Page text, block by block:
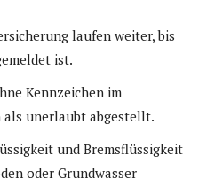
laufen weiter, bis
ist.
Kennzeichen im
unerlaubt abgestellt.
und Bremsflüssigkeit
oder Grundwasser